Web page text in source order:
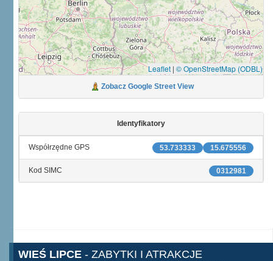
Leaflet | © OpenStreetMap (ODBL)
Zobacz Google Street View
Identyfikatory
15.675556
53.733333
Współrzędne GPS
0312981
Kod SIMC
WIEŚ LIPCE - ZABYTKI I ATRAKCJE